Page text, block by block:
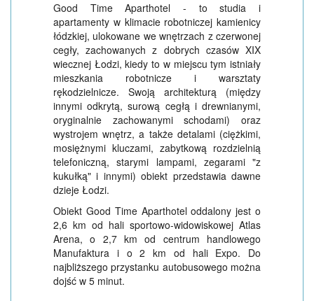
Good Time Aparthotel - to studia i
apartamenty w klimacie robotniczej kamienicy
łódzkiej, ulokowane we wnętrzach z czerwonej
cegły, zachowanych z dobrych czasów XIX
wiecznej Łodzi, kiedy to w miejscu tym istniały
mieszkania robotnicze i warsztaty
rękodzielnicze. Swoją architekturą (między
innymi odkrytą, surową cegłą i drewnianymi,
oryginalnie zachowanymi schodami) oraz
wystrojem wnętrz, a także detalami (ciężkimi,
mosiężnymi kluczami, zabytkową rozdzielnią
telefoniczną, starymi lampami, zegarami "z
kukułką" i innymi) obiekt przedstawia dawne
dzieje Łodzi.
Obiekt Good Time Aparthotel oddalony jest o
2,6 km od hali sportowo-widowiskowej Atlas
Arena, o 2,7 km od centrum handlowego
Manufaktura i o 2 km od hali Expo. Do
najbliższego przystanku autobusowego można
dojść w 5 minut.